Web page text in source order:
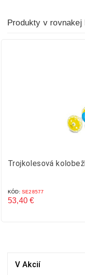
Produkty v rovnakej
Trojkolesová
KÓD: SE28577
53,40 €
V Akcií